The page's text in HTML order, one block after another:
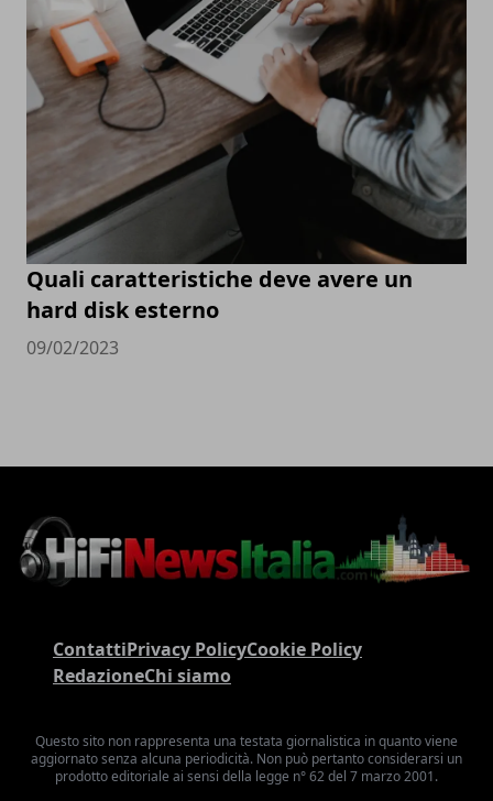
Quali caratteristiche deve avere un
hard disk esterno
09/02/2023
ContattiPrivacy PolicyCookie Policy
RedazioneChi siamo
Questo sito non rappresenta una testata giornalistica in quanto viene
aggiornato senza alcuna periodicità. Non può pertanto considerarsi un
prodotto editoriale ai sensi della legge n° 62 del 7 marzo 2001.